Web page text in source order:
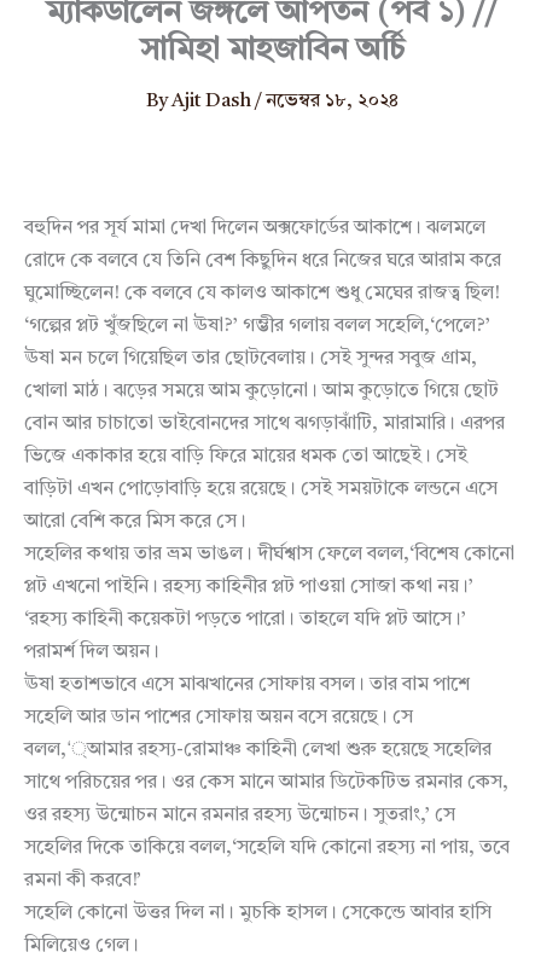
ম্যাকডালেন জঙ্গলে আপতন (পর্ব ১) //
সামিহা মাহজাবিন অর্চি
ByAjit Dash/নভেম্বর ১৮, ২০২৪
বহুদিন পর সূর্য মামা দেখা দিলেন অক্সফোর্ডের আকাশে। ঝলমলে
রোদে কে বলবে যে তিনি বেশ কিছুদিন ধরে নিজের ঘরে আরাম করে
ঘুমোচ্ছিলেন! কে বলবে যে কালও আকাশে শুধু মেঘের রাজত্ব ছিল!
‘গল্পের প্লট খুঁজছিলে না ঊষা?’ গম্ভীর গলায় বলল সহেলি,‘পেলে?’
ঊষা মন চলে গিয়েছিল তার ছোটবেলায়। সেই সুন্দর সবুজ গ্রাম,
খোলা মাঠ। ঝড়ের সময়ে আম কুড়োনো। আম কুড়োতে গিয়ে ছোট
বোন আর চাচাতো ভাইবোনদের সাথে ঝগড়াঝাঁটি, মারামারি। এরপর
ভিজে একাকার হয়ে বাড়ি ফিরে মায়ের ধমক তো আছেই। সেই
বাড়িটা এখন পোড়োবাড়ি হয়ে রয়েছে। সেই সময়টাকে লন্ডনে এসে
আরো বেশি করে মিস করে সে।
সহেলির কথায় তার ভ্রম ভাঙল। দীর্ঘশ্বাস ফেলে বলল,‘বিশেষ কোনো
প্লট এখনো পাইনি। রহস্য কাহিনীর প্লট পাওয়া সোজা কথা নয়।’
‘রহস্য কাহিনী কয়েকটা পড়তে পারো। তাহলে যদি প্লট আসে।’
পরামর্শ দিল অয়ন।
ঊষা হতাশভাবে এসে মাঝখানের সোফায় বসল। তার বাম পাশে
সহেলি আর ডান পাশের সোফায় অয়ন বসে রয়েছে। সে
বলল,‘্আমার রহস্য-রোমাঞ্চ কাহিনী লেখা শুরু হয়েছে সহেলির
সাথে পরিচয়ের পর। ওর কেস মানে আমার ডিটেকটিভ রমনার কেস,
ওর রহস্য উন্মোচন মানে রমনার রহস্য উন্মোচন। সুতরাং,’ সে
সহেলির দিকে তাকিয়ে বলল,‘সহেলি যদি কোনো রহস্য না পায়, তবে
রমনা কী করবে!’
সহেলি কোনো উত্তর দিল না। মুচকি হাসল। সেকেন্ডে আবার হাসি
মিলিয়েও গেল।